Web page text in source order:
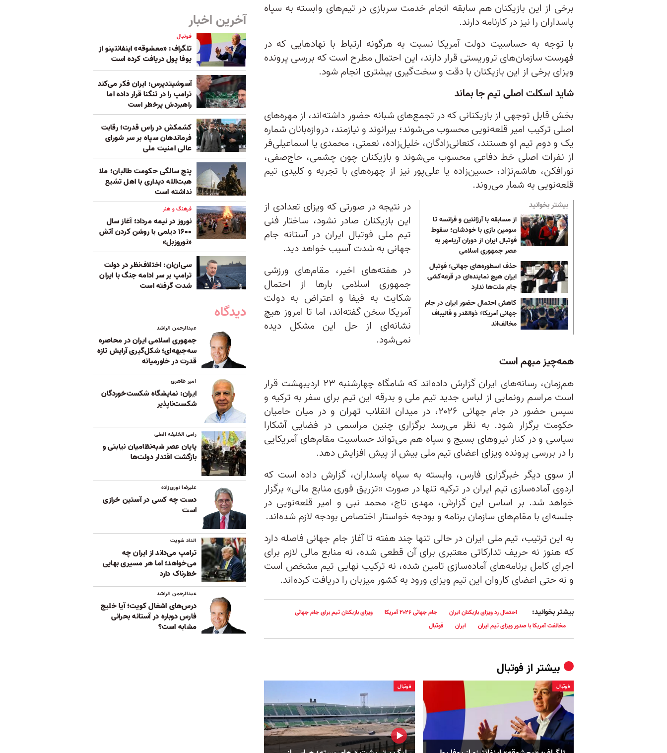
برخی از این بازیکنان هم سابقه انجام خدمت سربازی در تیم‌های وابسته به سپاه
پاسداران را نیز در کارنامه دارند.
با توجه به حساسیت دولت آمریکا نسبت به هرگونه ارتباط با نهادهایی که در
فهرست سازمان‌های تروریستی قرار دارند، این احتمال مطرح است که بررسی پرونده
ویزای برخی از این بازیکنان با دقت و سخت‌گیری بیشتری انجام شود.
شاید اسکلت اصلی تیم جا بماند
بخش قابل توجهی از بازیکنانی که در تجمع‌های شبانه حضور داشته‌اند، از مهره‌های
اصلی ترکیب امیر قلعه‌نویی محسوب می‌شوند؛ بیرانوند و نیازمند، دروازه‌بانان شماره
یک و دوم تیم او هستند، کنعانی‌زادگان، خلیل‌زاده، نعمتی، محمدی یا اسماعیلی‌فر
از نفرات اصلی خط دفاعی محسوب می‌شوند و بازیکنان چون چشمی، حاج‌صفی،
نورافکن، هاشم‌نژاد، حسین‌زاده یا علی‌پور نیز از چهره‌های با تجربه و کلیدی تیم
قلعه‌نویی به شمار می‌روند.
بیشتر بخوانید
از مسابقه با آرژانتین و فرانسه تا
سومین بازی با خودشان؛ سقوط
فوتبال ایران از دوران آریامهر به
عصر جمهوری اسلامی
حذف اسطوره‌های جهانی؛ فوتبال
ایران هیچ نماینده‌ای در قرعه‌کشی
جام ملت‌ها ندارد
کاهش احتمال حضور ایران در جام
جهانی آمریکا؛ ذوالقدر و قالیباف
مخالف‌اند
در نتیجه در صورتی که ویزای تعدادی از
این بازیکنان صادر نشود، ساختار فنی
تیم ملی فوتبال ایران در آستانه جام
جهانی به شدت آسیب خواهد دید.
در هفته‌های اخیر، مقام‌های ورزشی
جمهوری اسلامی بارها از احتمال
شکایت به فیفا و اعتراض به دولت
آمریکا سخن گفته‌اند، اما تا امروز هیچ
نشانه‌ای از حل این مشکل دیده
نمی‌شود.
همه‌چیز مبهم است
هم‌زمان، رسانه‌های ایران گزارش داده‌اند که شامگاه چهارشنبه ۲۳ اردیبهشت قرار
است مراسم رونمایی از لباس جدید تیم ملی و بدرقه این تیم برای سفر به ترکیه و
سپس حضور در جام جهانی ۲۰۲۶، در میدان انقلاب تهران و در میان حامیان
حکومت برگزار شود. به نظر می‌رسد برگزاری چنین مراسمی در فضایی آشکارا
سیاسی و در کنار نیروهای بسیج و سپاه هم می‌تواند حساسیت مقام‌های آمریکایی
را در بررسی پرونده ویزای اعضای تیم ملی بیش از پیش افزایش دهد.
از سوی دیگر خبرگزاری فارس، وابسته به سپاه پاسداران، گزارش داده است که
اردوی آماده‌سازی تیم ایران در ترکیه تنها در صورت «تزریق فوری منابع مالی» برگزار
خواهد شد. بر اساس این گزارش، مهدی تاج، محمد نبی و امیر قلعه‌نویی در
جلسه‌ای با مقام‌های سازمان برنامه و بودجه خواستار اختصاص بودجه لازم شده‌اند.
به این ترتیب، تیم ملی ایران در حالی تنها چند هفته تا آغاز جام جهانی فاصله دارد
که هنوز نه حریف تدارکاتی معتبری برای آن قطعی شده، نه منابع مالی لازم برای
اجرای کامل برنامه‌های آماده‌سازی تامین شده، نه ترکیب نهایی تیم مشخص است
و نه حتی اعضای کاروان این تیم ویزای ورود به کشور میزبان را دریافت کرده‌اند.
بیشتر بخوانید: احتمال رد ویزای بازیکنان ایران جام جهانی ۲۰۲۶ آمریکا
ویزای بازیکنان تیم برای جام جهانی
مخالفت آمریکا با صدور ویزای تیم ایران
ایران فوتبال
بیشتر ازفوتبال
فوتبال فوتبال
آخرین اخبار
فوتبال
تلگراف: «معشوقه» اینفانتینو از
یوفا پول دریافت کرده است
آسوشیتدپرس: ایران فکر می‌کند
ترامپ را در تنگنا قرار داده‌ اما
راهبردش پرخطر است
کشمکش در راس قدرت؛ رقابت
فرماندهان سپاه بر سر شورای
عالی امنیت ملی
پنج‌ سالگی حکومت طالبان؛ ملا
هبت‌الله دیداری با اهل تشیع
نداشته است
فرهنگ و هنر
نوروز در نیمه مرداد؛ آغاز سال
۱۶۰۰ دیلمی با روشن کردن آتش
«نوروزبل»
سی‌ان‌ان: اختلاف‌نظر در دولت
ترامپ بر سر ادامه جنگ با ایران
شدت گرفته است
دیدگاه
عبدالرحمن الراشد
جمهوری اسلامی ایران در محاصره
سه‌جبهه‌ای؛ شکل‌گیری آرایش تازه
قدرت در خاورمیانه
امیر طاهری
ایران: نمایشگاه شکست‌خوردگان
شکست‌ناپذیر
رامی الخلیفه العلی
پایان عصر شبه‌نظامیان نیابتی و
بازگشت اقتدار دولت‌ها
علیرضا نوری‌زاده
دست چه کسی در آستین خرازی
است
الداد شویت
ترامپ می‌داند از ایران چه
می‌خواهد؛ اما هر مسیری بهایی
خطرناک دارد
عبدالرحمن الراشد
درس‌های اشغال کویت؛ آیا خلیج
فارس دوباره در آستانه بحرانی
مشابه است؟